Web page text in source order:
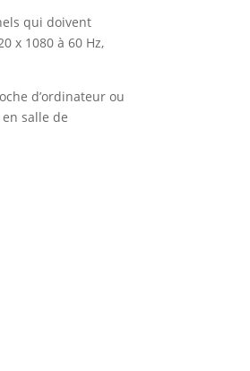
qui doivent
x 1080 à 60 Hz,
d’ordinateur ou
salle de